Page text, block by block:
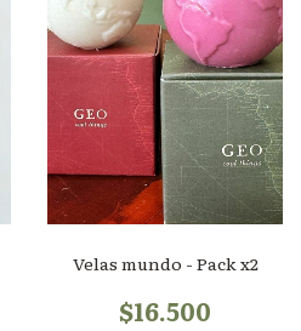
Velas mundo - Pack x2
$16.500